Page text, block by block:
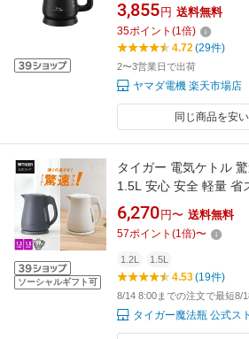
3,855 円 送料無料
35ポイント (1倍)
4.72(29件)
2〜3営業日で出荷
ヤマダ電機 楽天市場店
同じ商品を安
ソーシャルギフト可
タイガー 電気ケトル
1.5L 安心 安全 軽量 省
PCT-A120 PCT-A150
ケトル ポット ドリッ
ワイト ブラック スゴ軽
6,270 円〜 送料無料
57ポイント (1倍)〜
1.2L 1.5L
4.53(19件)
8/14 8:00までの注文で最短8/
タイガー魔法瓶 公式ス